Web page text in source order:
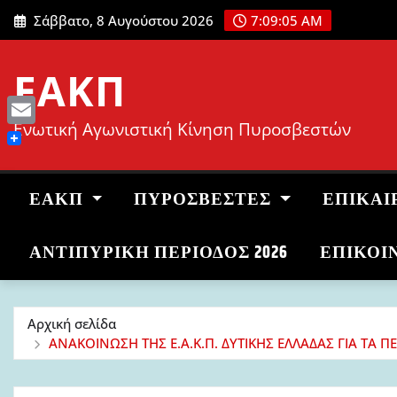
Μετάβαση
στο
Σάββατο, 8 Αυγούστου 2026 7:09:06 AM
ΕΑΚΠ
Ενωτική Αγωνιστική Κίνηση Πυροσβεστών
ΕΑΚΠ ΠΥΡΟΣΒΈΣΤΕΣ
ΑΝΤΙΠΥΡΙΚΉ ΠΕΡΊΟΔΟΣ 2026
Αρχική σελίδα
ΑΝΑΚΟΙΝΩΣΗ ΤΗΣ Ε.Α.Κ.Π. ΔΥΤΙΚΗΣ ΕΛΛΑΔΑΣ ΓΙΑ ΤΑ
Email